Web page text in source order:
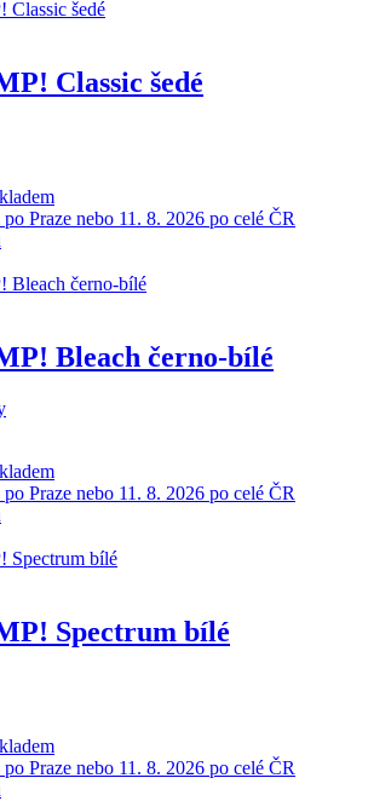
Classic šedé
Praze nebo 11. 8. 2026 po celé ČR
Bleach černo-bílé
Praze nebo 11. 8. 2026 po celé ČR
Spectrum bílé
Praze nebo 11. 8. 2026 po celé ČR